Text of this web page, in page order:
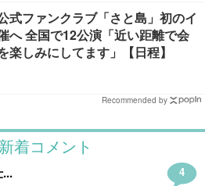
式ファンクラブ「さと島」初のイ
へ 全国で12公演「近い距離で会
楽しみにしてます」【日程】
Recommended by